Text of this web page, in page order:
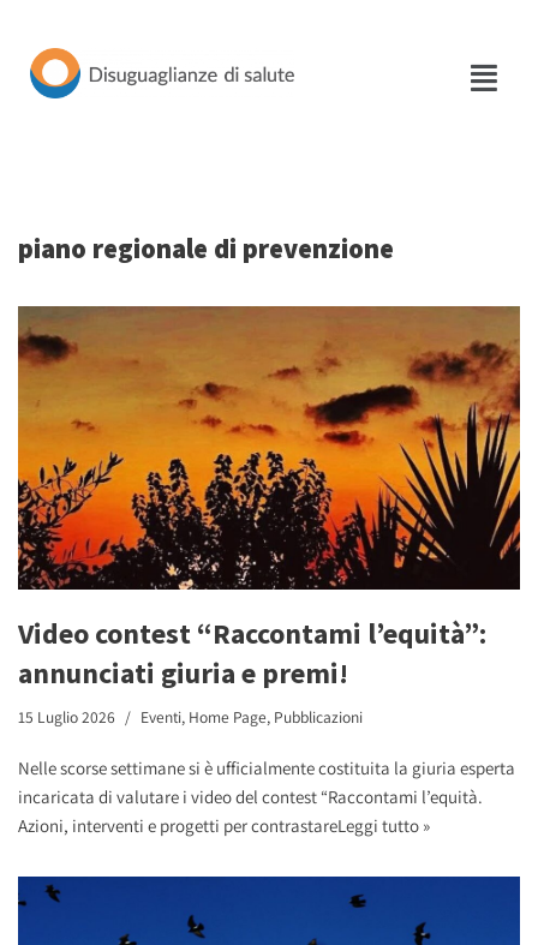
Vai
piano regionale di prevenzione
Video contest “Raccontami l’equità”:
annunciati giuria e premi!
15 Luglio 2026 Eventi, Home Page, Pubblicazioni
Nelle scorse settimane si è ufficialmente costituita la giuria esperta
incaricata di valutare i video del contest “Raccontami l’equità.
Azioni, interventi e progetti per contrastareLeggi tutto »